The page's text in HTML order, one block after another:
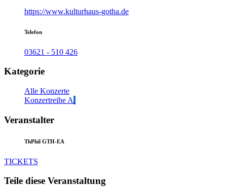
https://www.kulturhaus-gotha.de
Telefon
03621 - 510 426
Kategorie
Alle Konzerte
Konzertreihe A
Veranstalter
ThPhil GTH-EA
TICKETS
Teile diese Veranstaltung